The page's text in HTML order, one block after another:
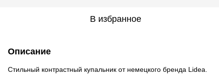
В избранное
Описание
Стильный контрастный купальник от немецкого бренда Lidea.